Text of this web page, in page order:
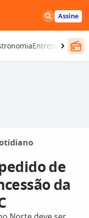
Assine
Entretenimento
de
da